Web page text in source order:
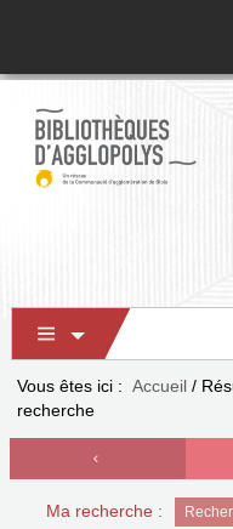
Vous êtes ici : Accueil /
recherche
Ma recherche :